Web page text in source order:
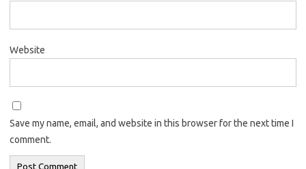
Website
Save my name, email, and website in this browser for the next time I
comment.